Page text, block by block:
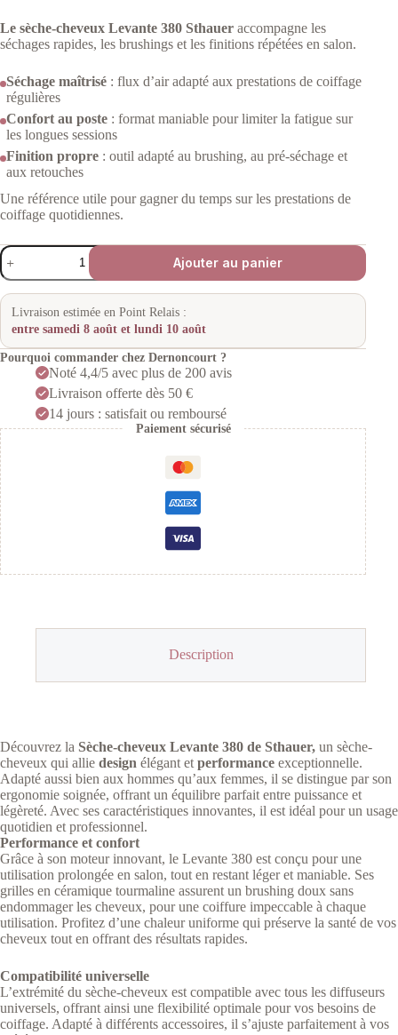
Le sèche-cheveux Levante 380 Sthauer accompagne les
séchages rapides, les brushings et les finitions répétées en salon.
Séchage maîtrisé : flux d’air adapté aux prestations de coiffage
régulières
Confort au poste : format maniable pour limiter la fatigue sur
les longues sessions
Finition propre : outil adapté au brushing, au pré-séchage et
aux retouches
Une référence utile pour gagner du temps sur les prestations de
coiffage quotidiennes.
quantité
de
Sèche-
cheveux
Levante
380
Sthauer
Ajouter au panier
Livraison estimée en Point Relais :
entre samedi 8 août et lundi 10 août
Pourquoi commander chez Dernoncourt ?
Noté 4,4/5 avec plus de 200 avis
Livraison offerte dès 50 €
14 jours : satisfait ou remboursé
Paiement sécurisé
Description
Découvrez la Sèche-cheveux Levante 380 de Sthauer, un sèche-
cheveux qui allie design élégant et performance exceptionnelle.
Adapté aussi bien aux hommes qu’aux femmes, il se distingue par son
ergonomie soignée, offrant un équilibre parfait entre puissance et
légèreté. Avec ses caractéristiques innovantes, il est idéal pour un usage
quotidien et professionnel.
Performance et confort
Grâce à son moteur innovant, le Levante 380 est conçu pour une
utilisation prolongée en salon, tout en restant léger et maniable. Ses
grilles en céramique tourmaline assurent un brushing doux sans
endommager les cheveux, pour une coiffure impeccable à chaque
utilisation. Profitez d’une chaleur uniforme qui préserve la santé de vos
cheveux tout en offrant des résultats rapides.
Compatibilité universelle
L’extrémité du sèche-cheveux est compatible avec tous les diffuseurs
universels, offrant ainsi une flexibilité optimale pour vos besoins de
coiffage. Adapté à différents accessoires, il s’ajuste parfaitement à vos